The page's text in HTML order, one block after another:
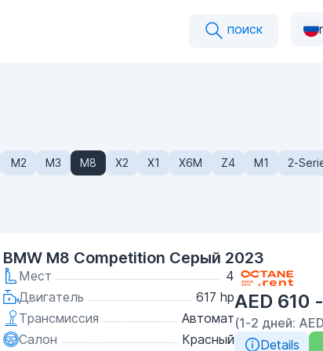
поиск
M2 M3 M8 X2 X1 X6M Z4 M1 2-
BMW M8 Competition Серый 2023
Мест
4
Двигатель
617 hp
Трансмиссия
Автомат
Салон
Красный
AED 610
(1-2 дней:
Details